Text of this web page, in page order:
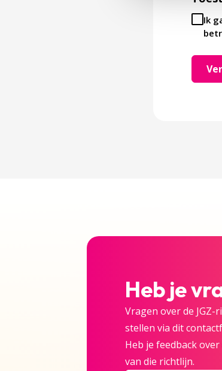
Ik
Heb je
Vragen over de
stellen via dit
Heb je feedback
van die richtlijn.